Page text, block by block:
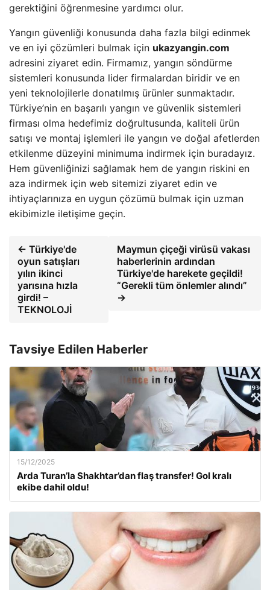
gerektiğini öğrenmesine yardımcı olur.
Yangın güvenliği konusunda daha fazla bilgi edinmek
ve en iyi çözümleri bulmak için ukazyangin.com
adresini ziyaret edin. Firmamız, yangın söndürme
sistemleri konusunda lider firmalardan biridir ve en
yeni teknolojilerle donatılmış ürünler sunmaktadır.
Türkiye’nin en başarılı yangın ve güvenlik sistemleri
firması olma hedefimiz doğrultusunda, kaliteli ürün
satışı ve montaj işlemleri ile yangın ve doğal afetlerden
etkilenme düzeyini minimuma indirmek için buradayız.
Hem güvenliğinizi sağlamak hem de yangın riskini en
aza indirmek için web sitemizi ziyaret edin ve
ihtiyaçlarınıza en uygun çözümü bulmak için uzman
ekibimizle iletişime geçin.
← Türkiye'de
oyun satışları
yılın ikinci
yarısına hızla
girdi! –
TEKNOLOJİ
Maymun çiçeği virüsü vakası
haberlerinin ardından
Türkiye'de harekete geçildi!
“Gerekli tüm önlemler alındı”
→
Tavsiye Edilen Haberler
15/12/2025
Arda Turan’la Shakhtar’dan flaş transfer! Gol kralı
ekibe dahil oldu!